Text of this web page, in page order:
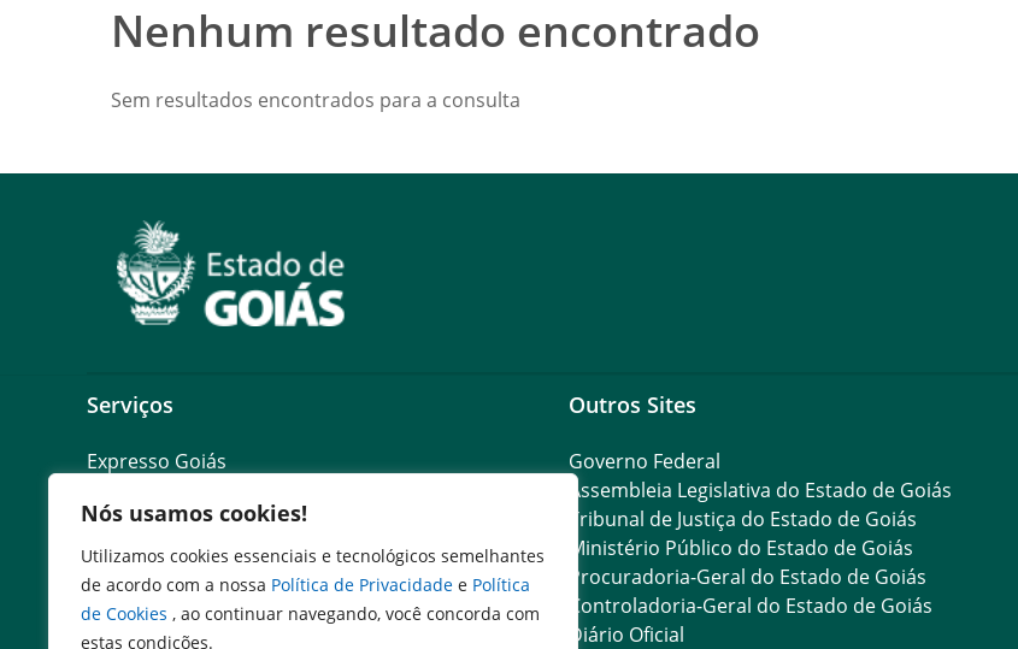
Nós usamos cookies!
Utilizamos cookies essenciais e tecnológicos semelhantes
de acordo com a nossa Política de Privacidade e Política
de Cookies , ao continuar navegando, você concorda com
estas condições.
Nenhum resultado encontrado
Sem resultados encontrados para a consulta
Serviços
Expresso Goiás
Expresso Servidor
SEI Governadoria
Cadastro de Autoridades
Escola de Governo
Agenda de Autoridades
Outros Sites
Governo Federal
Assembleia Legislativa do Estado de Goiás
Tribunal de Justiça do Estado de Goiás
Ministério Público do Estado de Goiás
Procuradoria-Geral do Estado de Goiás
Controladoria-Geral do Estado de Goiás
Diário Oficial